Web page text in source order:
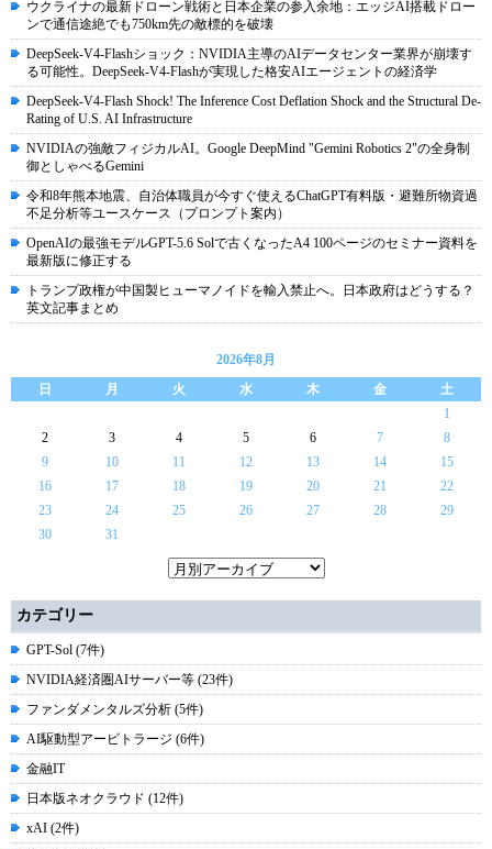
ウクライナの最新ドローン戦術と日本企業の参入余地：エッジAI搭載ドロー
ンで通信途絶でも750km先の敵標的を破壊
DeepSeek-V4-Flashショック：NVIDIA主導のAIデータセンター業界が崩壊す
る可能性。DeepSeek-V4-Flashが実現した格安AIエージェントの経済学
DeepSeek-V4-Flash Shock! The Inference Cost Deflation Shock and the Structural De-
Rating of U.S. AI Infrastructure
NVIDIAの強敵フィジカルAI。Google DeepMind "Gemini Robotics 2"の全身制
御としゃべるGemini
令和8年熊本地震、自治体職員が今すぐ使えるChatGPT有料版・避難所物資過
不足分析等ユースケース（プロンプト案内）
OpenAIの最強モデルGPT-5.6 Solで古くなったA4 100ページのセミナー資料を
最新版に修正する
トランプ政権が中国製ヒューマノイドを輸入禁止へ。日本政府はどうする？
英文記事まとめ
2026年8月
日
月 火 水 木 金
土
1
2
3 4 5 6 7
8
9
10 11 12 13 14
15
16
17 18 19 20 21
22
23
24 25 26 27 28
29
30
31
カテゴリー
GPT-Sol (7件)
NVIDIA経済圏AIサーバー等 (23件)
ファンダメンタルズ分析 (5件)
AI駆動型アービトラージ (6件)
金融IT
日本版ネオクラウド (12件)
xAI (2件)